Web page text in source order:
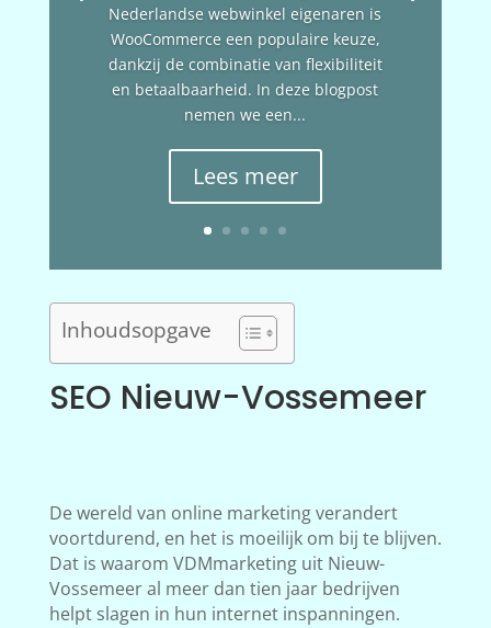
Nederlandse webwinkel eigenaren is
WooCommerce een populaire keuze,
dankzij de combinatie van flexibiliteit
en betaalbaarheid. In deze blogpost
nemen we een...
Lees meer
Inhoudsopgave
SEO Nieuw-Vossemeer
De wereld van online marketing verandert
voortdurend, en het is moeilijk om bij te blijven.
Dat is waarom VDMmarketing uit Nieuw-
Vossemeer al meer dan tien jaar bedrijven
helpt slagen in hun internet inspanningen.